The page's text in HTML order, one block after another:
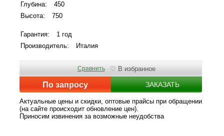
Глубина:
450
Высота:
750
Гарантия:
1 год
Производитель:
Италия
По запросу ЗАКАЗАТЬ
Сравнить ♡ В избранное
Актуальные цены и скидки, оптовые прайсы при обращении
(на сайте происходит обновление цен).
Приносим извинения за возможные неудобства